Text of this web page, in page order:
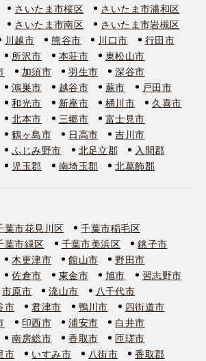
さいたま市桜区
さいたま市浦和区
さいたま市南区
さいたま市岩槻区
川越市 熊谷市 川口市
行田市
所沢市 本荘市
東松山市
加須市 羽生市
深谷市
鴻巣市 越谷市 蕨市
戸田市
和光市 新座市 桶川市
久喜市
北本市 三郷市
富士見市
鶴ヶ島市 日高市
吉川市
ふじみ野市 北足立郡
入間郡
児玉郡 南埼玉郡 北葛飾郡
葉市花見川区
千葉市稲毛区
葉市緑区 千葉市美浜区
銚子市
木更津市 館山市
野田市
佐倉市 東金市 旭市
習志野市
市原市 流山市
八千代市
市 君津市 鴨川市
四街道市
印西市 浦安市
白井市
南房総市 香取市
匝瑳市
市 いすみ市 八街市
香取郡